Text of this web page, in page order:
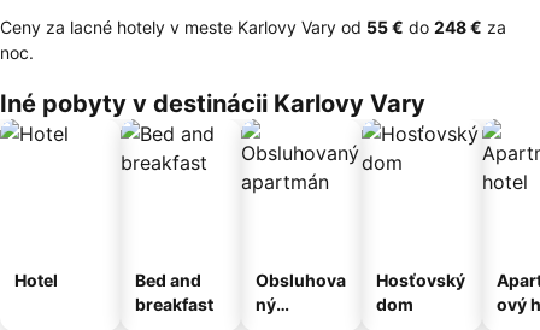
Ceny za lacné hotely v meste Karlovy Vary od ‎55 € do ‎248 € za
noc.
Iné pobyty v destinácii Karlovy Vary
Hotel
Bed and
breakfast
Obsluhova
ný
Hosťovský
dom
ový